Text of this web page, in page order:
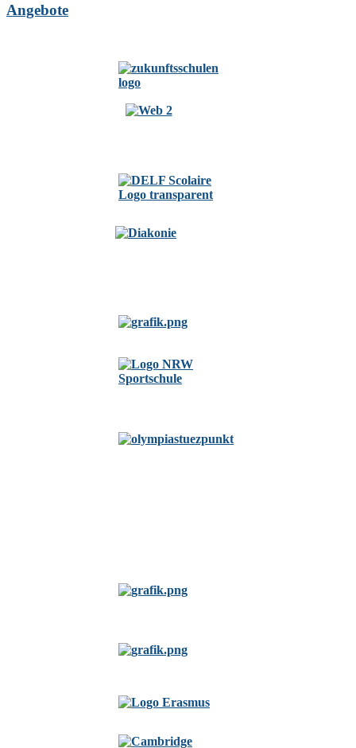
Angebote